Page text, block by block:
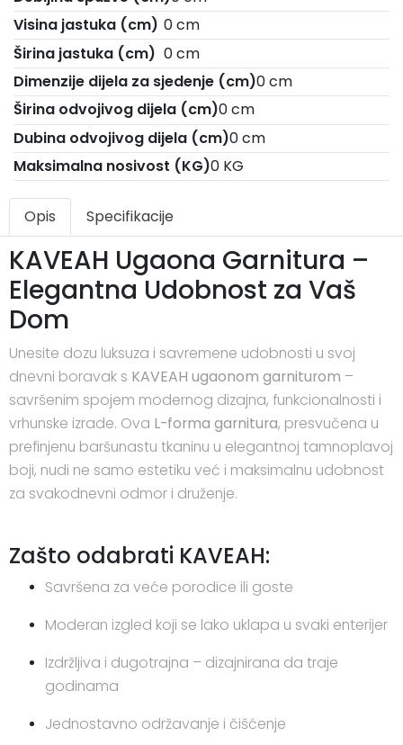
Visina jastuka (cm) 0 cm
Širina jastuka (cm) 0 cm
Dimenzije dijela za sjedenje (cm)0 cm
Širina odvojivog dijela (cm)0 cm
Dubina odvojivog dijela (cm)0 cm
Maksimalna nosivost (KG)0 KG
Opis Specifikacije
KAVEAH Ugaona Garnitura –
Elegantna Udobnost za Vaš
Dom
Unesite dozu luksuza i savremene udobnosti u svoj
dnevni boravak s KAVEAH ugaonom garniturom –
savršenim spojem modernog dizajna, funkcionalnosti i
vrhunske izrade. Ova L-forma garnitura, presvučena u
prefinjenu baršunastu tkaninu u elegantnoj tamnoplavoj
boji, nudi ne samo estetiku već i maksimalnu udobnost
za svakodnevni odmor i druženje.
Zašto odabrati KAVEAH:
Savršena za veće porodice ili goste
Moderan izgled koji se lako uklapa u svaki enterijer
Izdržljiva i dugotrajna – dizajnirana da traje
godinama
Jednostavno održavanje i čišćenje